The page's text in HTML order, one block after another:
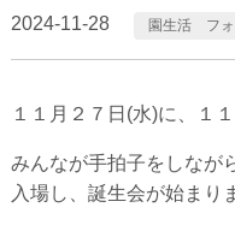
2024-11-28 園生活 フォ
１１月２７日(水)に、１
みんなが手拍子をしなが
入場し、誕生会が始まり